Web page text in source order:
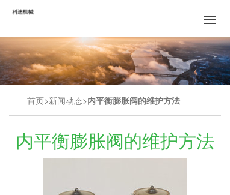
首页 新闻动态 内平衡膨胀阀的维护方法
内平衡膨胀阀的维护方法